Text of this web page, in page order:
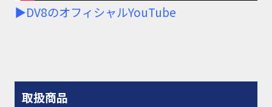
取扱商品
▶DV8のオフィシャルYouTube